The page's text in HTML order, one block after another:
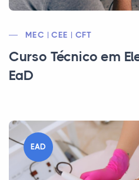
MEC | CEE | CFT
Curso Técnico em
EaD
EAD